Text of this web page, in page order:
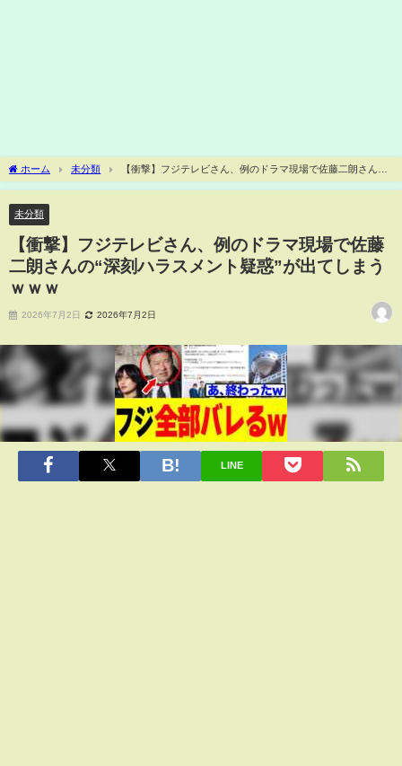
ホーム 未分類
【衝撃】フジテレビさん、例のドラマ現場で佐藤二朗さん
の“深刻ハラスメント疑惑”が出てしまうｗｗｗ
未分類
【衝撃】フジテレビさん、例のドラマ現場で佐藤
二朗さんの“深刻ハラスメント疑惑”が出てしまう
ｗｗｗ
2026年7月2日 2026年7月2日
LINE